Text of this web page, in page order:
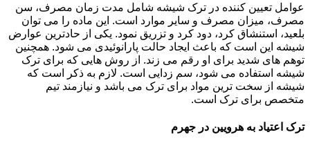
عوامل تعیین کننده در ترک شیشه شامل مدت زمان مصرف، سن
مصرف، میزان مصرف و سایر موارد است. این ماده را می توان
بلعید، استنشاق کرد، دود کرد و تزریق نمود. یکی از حادترین عوارض
شیشه این است که باعث ایجاد حالت پارانوئیدی می شود. همچنین
توهم های شدید برای او رقم می زند. از روش هایی که برای ترک
شیشه استفاده می شود، سم زدایی است. لازم به ذکر است که
شیشه از سخت ترین مواد برای ترک می باشد و نیازمند تیم
متخصص برای ترک است.
ترک اعتیاد به هرویین در جهرم